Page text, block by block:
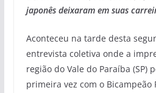
japonês deixaram em suas
Aconteceu na tarde desta
entrevista coletiva onde a
região do Vale do Paraíba (SP)
primeira vez com o Bicampeão